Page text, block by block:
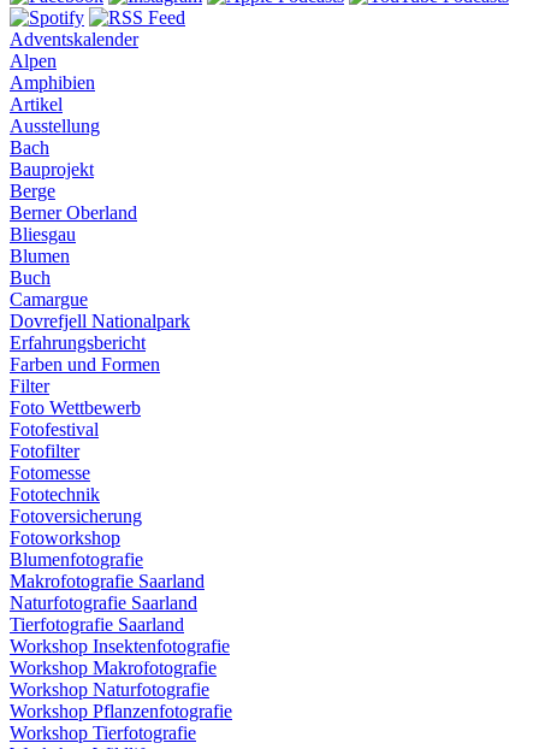
Adventskalender
Alpen
Amphibien
Artikel
Ausstellung
Bach
Bauprojekt
Berge
Berner Oberland
Bliesgau
Blumen
Buch
Camargue
Dovrefjell Nationalpark
Erfahrungsbericht
Farben und Formen
Filter
Foto Wettbewerb
Fotofestival
Fotofilter
Fotomesse
Fototechnik
Fotoversicherung
Fotoworkshop
Blumenfotografie
Makrofotografie Saarland
Naturfotografie Saarland
Tierfotografie Saarland
Workshop Insektenfotografie
Workshop Makrofotografie
Workshop Naturfotografie
Workshop Pflanzenfotografie
Workshop Tierfotografie